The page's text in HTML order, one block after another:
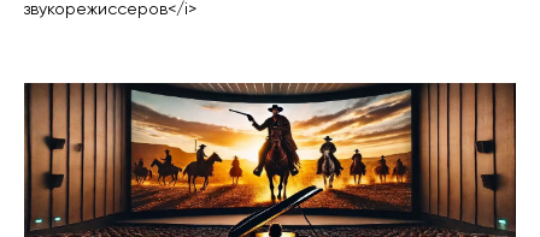
звукорежиссеров</i>